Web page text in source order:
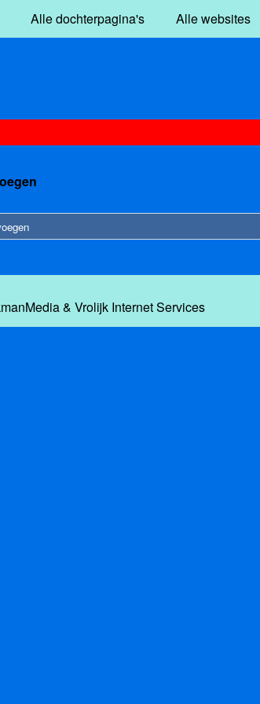
Alle dochterpagina's Alle websites
& Vrolijk Internet Services